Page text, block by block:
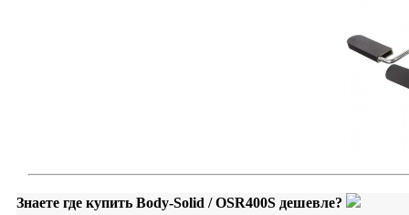
Знаете где купить Body-Solid / OSR400S дешевле?